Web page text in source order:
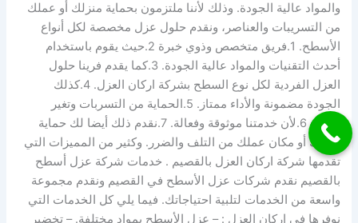
والمواد عالية الجودة. وذلك لأننا ملتزمون بحماية منزلك أو عملك
من التسريبات والعناصر، ونقدم حلول عزل مخصصة لكل أنواع
الأسطح. 1.فريق متخصص وذوي خبرة 2.حيث يقوم باستخدام
أحدث التقنيات والمواد عالية الجودة. 3.كما يقدم فرينا حلول
العزل الفردية لكل نوع السطح بشركة اركان العزل. 4.كذلك
الجودة مضمونة والأداء ممتاز. 5.الحماية من التسربات وتغير
المناخ 6.لأن خدمتنا موثوقة وفعالة. 7.نقدم ذلك أيضا لك حماية
منزلك أو مكان عملك من التلف والضرر. وكثير من المميزات التي
تقدمها شركة اركان العزل بالقصيم . خدمات شركة عزل أسطح
بالقصيم نقدم شركات عزل الأسطح في القصيم ونقدم مجموعة
واسعة من الخدمات لتلبية احتياجاتك. فيما يلي كل الخدمات التي
نوفرها في اركان العزل : – عزل الأسطح بمواد مختلفة. – تخضير